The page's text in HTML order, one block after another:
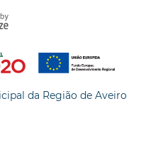
da Região de Aveiro